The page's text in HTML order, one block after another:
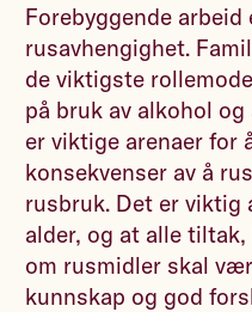
Forebyggende
rusavhengighet.
de viktigste
på bruk av alkohol
er viktige arenaer for
konsekvenser av å
rusbruk. Det er
alder, og at alle
om rusmidler skal
kunnskap og god